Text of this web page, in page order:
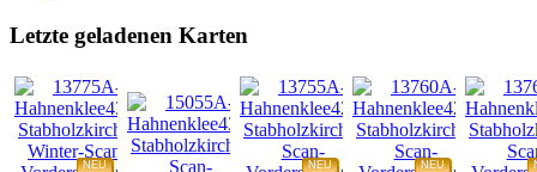
Letzte geladenen Karten
NEU NEU NEU